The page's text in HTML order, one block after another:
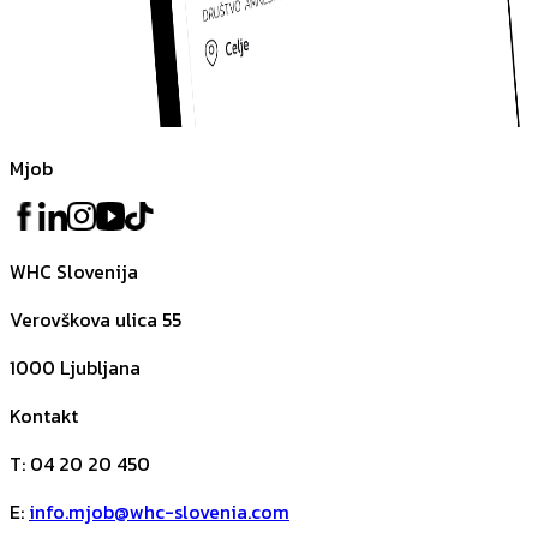
Mjob
WHC Slovenija
Verovškova ulica 55
1000 Ljubljana
Kontakt
T: 04 20 20 450
E: info.mjob@whc-slovenia.com